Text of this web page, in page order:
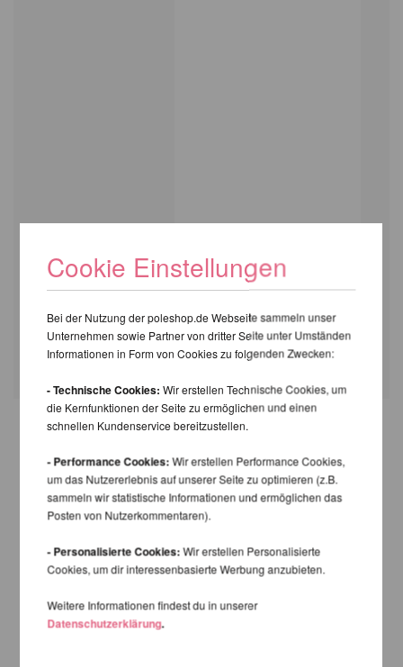
Felder mit * sind Pflichtfelder.
Cookie Einstellungen
Bei der Nutzung der poleshop.de Webseite sammeln unser
Unternehmen sowie Partner von dritter Seite unter Umständen
Informationen in Form von Cookies zu folgenden Zwecken:
- Technische Cookies: Wir erstellen Technische Cookies, um
die Kernfunktionen der Seite zu ermöglichen und einen
schnellen Kundenservice bereitzustellen.
- Performance Cookies:Wir erstellen Performance Cookies,
um das Nutzererlebnis auf unserer Seite zu optimieren (z.B.
sammeln wir statistische Informationen und ermöglichen das
Posten von Nutzerkommentaren).
- Personalisierte Cookies:Wir erstellen Personalisierte
Cookies, um dir interessenbasierte Werbung anzubieten.
Weitere Informationen findest du in unserer
Datenschutzerklärung.